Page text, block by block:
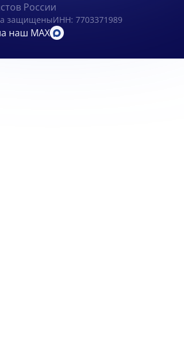
России
защищеныИНН: 7703371989
наш MAX